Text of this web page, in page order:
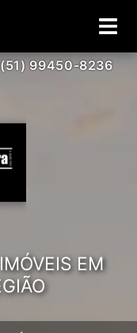
(51) 99450-8236
EM